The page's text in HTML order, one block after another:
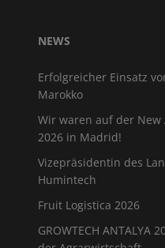
NEWS
Erfolgreicher Einsatz
Marokko
Wir waren auf der
2026 in Madrid!
Vizepräsidentin des
Humintech
Fruit Logistica 2026
GROWTECH ANTALYA